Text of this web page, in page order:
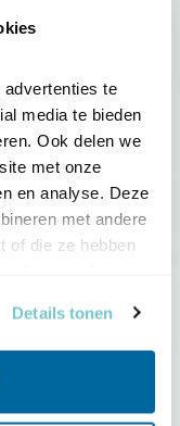
te
media te bieden
Ook delen we
met onze
en analyse. Deze
met andere
of die ze hebben
Details tonen